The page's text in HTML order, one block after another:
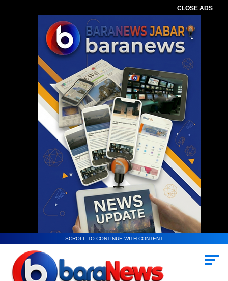
CLOSE ADS
SCROLL TO CONTINUE WITH CONTENT